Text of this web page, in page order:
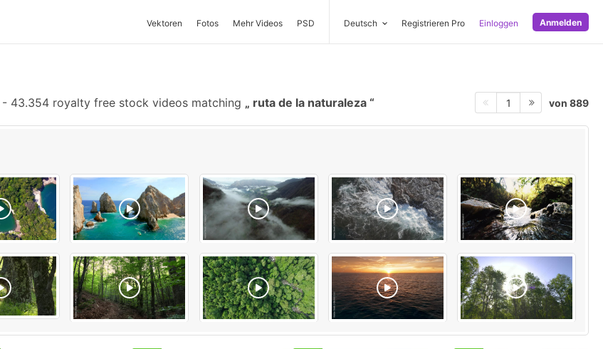
Vektoren Fotos Mehr Videos PSD Deutsch Registrieren Pro Einloggen Anmelden
- 43.354 royalty free stock videos matching ruta de la naturaleza 1 von 889